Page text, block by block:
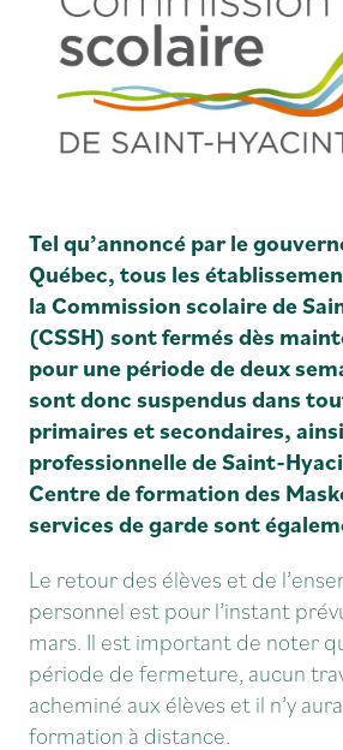
Tel qu’annoncé par le
Québec, tous les
la Commission scolaire de
(CSSH) sont fermés dès
pour une période de deux
sont donc suspendus dans
primaires et secondaires, ainsi
professionnelle de Saint-
Centre de formation des
services de garde sont
Le retour des élèves et de
personnel est pour l’instant
mars. Il est important de noter
période de fermeture, aucun
acheminé aux élèves et il n’y
formation à distance.